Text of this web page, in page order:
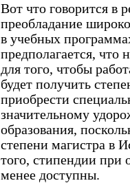
Вот что говорится в
преобладание
в учебных
предполагается, что
для того, чтобы
будет получить
приобрести
значительному
образования,
степени магистра в
того, стипендии при
менее доступны.